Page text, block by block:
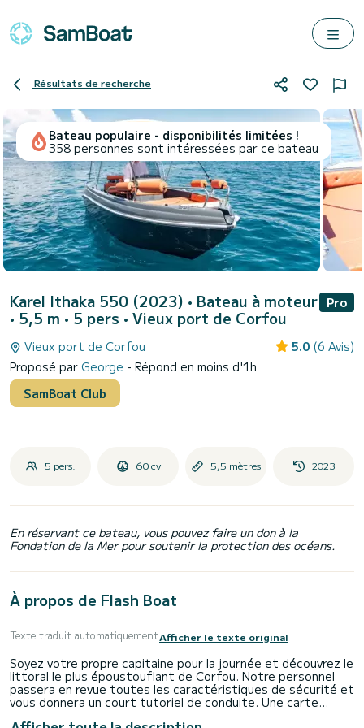
Résultats de recherche
Bateau populaire - disponibilités limitées !
358 personnes sont intéressées par ce bateau
Karel Ithaka 550 (2023) • Bateau à moteur
• 5,5 m • 5 pers • Vieux port de Corfou
Pro
Vieux port de Corfou 5.0 (6 Avis)
Proposé par George - Répond en moins d'1h
SamBoat Club
5 pers. 60 cv 5,5 mètres 2023
En réservant ce bateau, vous pouvez faire un don à la
Fondation de la Mer pour soutenir la protection des océans.
À propos de Flash Boat
Texte traduit automatiquementAfficher le texte original
Soyez votre propre capitaine pour la journée et découvrez le
littoral le plus époustouflant de Corfou. Notre personnel
passera en revue toutes les caractéristiques de sécurité et
vous donnera un court tutoriel de conduite. Une carte